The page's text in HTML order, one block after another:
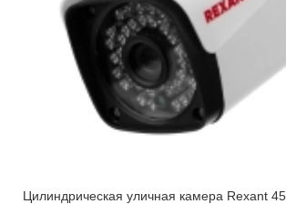
Цилиндрическая уличная камера Rexant